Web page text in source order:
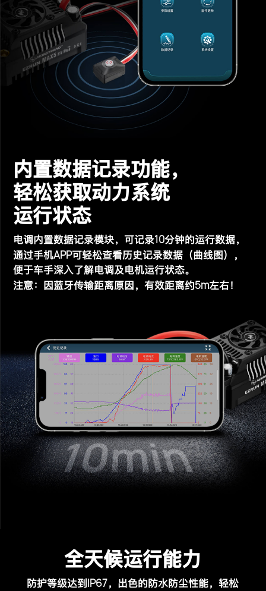
内置数据记录功能，
轻松获取动力系统
运行状态
电调内置数据记录模块，可记录10分钟的运行数据，
通过手机APP可轻松查看历史记录数据（曲线图），
便于车手深入了解电调及电机运行状态。
注意：因蓝牙传输距离原因，有效距离约5m左右！
全天候运行能力
防护等级达到 IP67，出色的防水防尘性能，轻松